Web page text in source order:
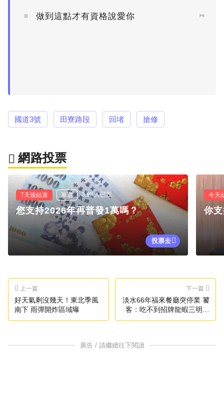
做到這點才有資格說愛你 PR
國道3號 田寮路段 回堵 搶修
網路投票
7天後結束 單選 3.9K人已投
您支持2026年再普發1萬嗎？
投票去
今天
你
上一篇
好天氣剩沒幾天！東北季風
南下 雨彈開炸區域曝
下一篇
淡水66年福來餐廳突停業 饕
客：吃不到招牌龍蝦三明治
了
廣告 / 請繼續往下閱讀